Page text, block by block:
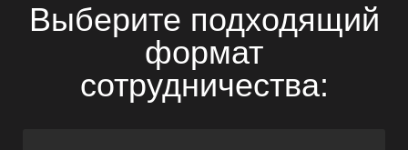
Выберите подходящий
формат
сотрудничества: